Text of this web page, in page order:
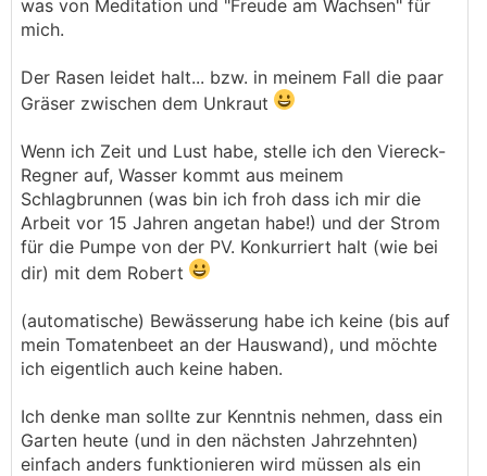
was von Meditation und "Freude am Wachsen" für
mich.
Der Rasen leidet halt... bzw. in meinem Fall die paar
Gräser zwischen dem Unkraut
Wenn ich Zeit und Lust habe, stelle ich den Viereck-
Regner auf, Wasser kommt aus meinem
Schlagbrunnen (was bin ich froh dass ich mir die
Arbeit vor 15 Jahren angetan habe!) und der Strom
für die Pumpe von der PV. Konkurriert halt (wie bei
dir) mit dem Robert
(automatische) Bewässerung habe ich keine (bis auf
mein Tomatenbeet an der Hauswand), und möchte
ich eigentlich auch keine haben.
Ich denke man sollte zur Kenntnis nehmen, dass ein
Garten heute (und in den nächsten Jahrzehnten)
einfach anders funktionieren wird müssen als ein